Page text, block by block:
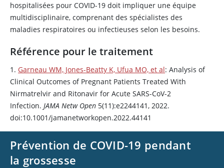
hospitalisées pour COVID-19 doit impliquer une équipe
multidisciplinaire, comprenant des spécialistes des
maladies respiratoires ou infectieuses selon les besoins.
Référence pour le traitement
1. Garneau WM, Jones-Beatty K, Ufua MO, et al: Analysis of
Clinical Outcomes of Pregnant Patients Treated With
Nirmatrelvir and Ritonavir for Acute SARS-CoV-2
Infection. JAMA Netw Open 5(11):e2244141, 2022.
doi:10.1001/jamanetworkopen.2022.44141
Prévention de COVID-19 pendant
la grossesse